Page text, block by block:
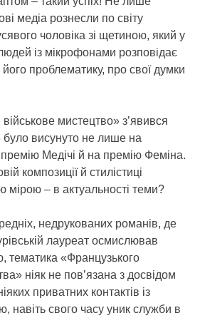
медіа рознесли по світу
чоловіка зі щетиною, який у
із мікрофонами розповідає
проблематику, про свої думки
мистецтво» з’явився
було висунуто не лише на
премію Медічі й на премію Феміна.
композиції й стилістиці
– в актуальності теми?
недрукованих романів, де
лауреат осмислював
тематика «Французького
ніяк не пов’язана з досвідом
приватних контактів із
навіть свого часу уник служби в